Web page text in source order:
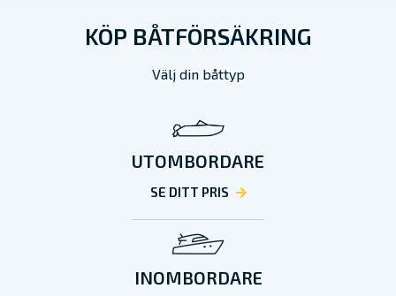
KÖP BÅTFÖRSÄKRING
Välj din båttyp
UTOMBORDARE
SE DITT PRIS
INOMBORDARE